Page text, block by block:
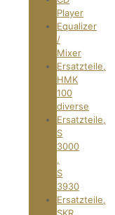
Player
Equalizer
/
Mixer
Ersatzteile,
HMK
100
diverse
Ersatzteile,
S
3000
,
S
3930
Ersatzteile,